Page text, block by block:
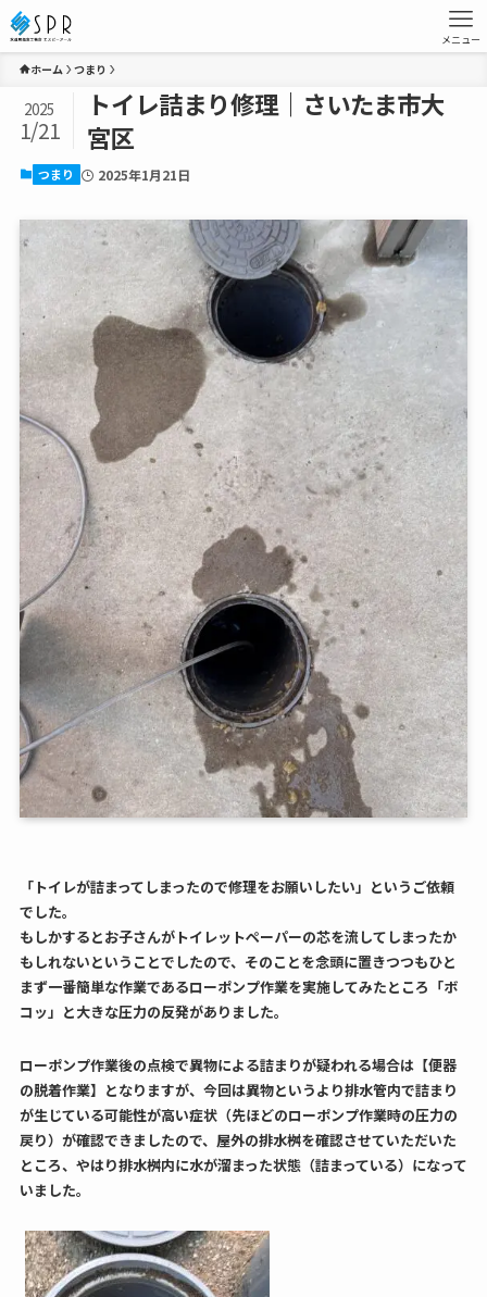
メニュー
ホーム つまり
トイレ詰まり修理｜さいたま市大
宮区
2025
1/21
つまり 2025年1月21日
「トイレが詰まってしまったので修理をお願いしたい」というご依頼
でした。
もしかするとお子さんがトイレットペーパーの芯を流してしまったか
もしれないということでしたので、そのことを念頭に置きつつもひと
まず一番簡単な作業であるローポンプ作業を実施してみたところ「ボ
コッ」と大きな圧力の反発がありました。
ローポンプ作業後の点検で異物による詰まりが疑われる場合は【便器
の脱着作業】となりますが、今回は異物というより排水管内で詰まり
が生じている可能性が高い症状（先ほどのローポンプ作業時の圧力の
戻り）が確認できましたので、屋外の排水桝を確認させていただいた
ところ、やはり排水桝内に水が溜まった状態（詰まっている）になって
いました。